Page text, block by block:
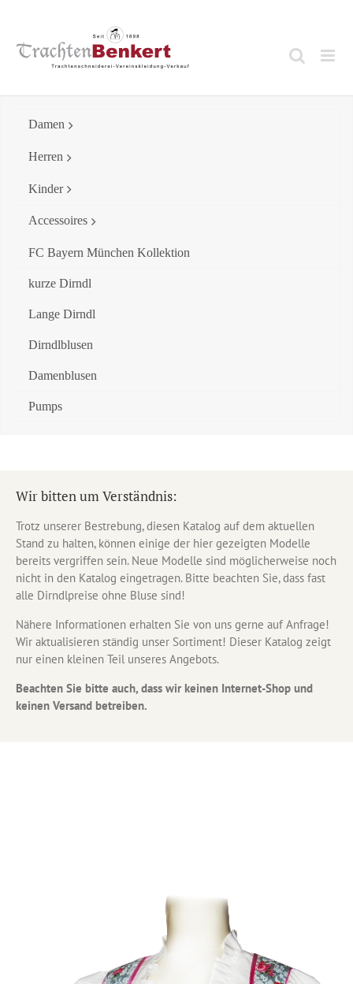
content
Damen
Herren
Kinder
Accessoires
FC Bayern München Kollektion
kurze Dirndl
Lange Dirndl
Dirndlblusen
Damenblusen
Pumps
Wir bitten um Verständnis:
Trotz unserer Bestrebung, diesen Katalog auf dem aktuellen
Stand zu halten, können einige der hier gezeigten Modelle
bereits vergriffen sein. Neue Modelle sind möglicherweise noch
nicht in den Katalog eingetragen. Bitte beachten Sie, dass fast
alle Dirndlpreise ohne Bluse sind!
Nähere Informationen erhalten Sie von uns gerne auf Anfrage!
Wir aktualisieren ständig unser Sortiment! Dieser Katalog zeigt
nur einen kleinen Teil unseres Angebots.
Beachten Sie bitte auch, dass wir keinen Internet-Shop und
keinen Versand betreiben.